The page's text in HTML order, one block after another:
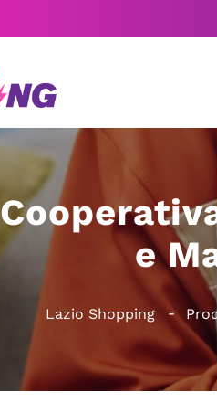
e
Lazio Shopping